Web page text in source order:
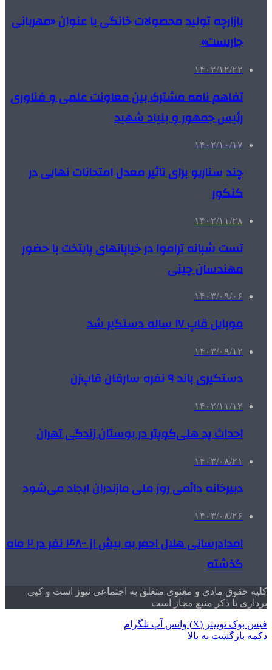
بازارچه تولید محصولات خانگی با عنوان «مهربانی
جاریست»
۱۴۰۲/۱۲/۲۲
تفاهم نامه مشترک بین معاونت علمی و فناوری
رئیس جمهور و بنیاد شهید
۱۴۰۲/۱۰/۱۷
چند سناریو برای تاثیر معدل امتحانات نهایی در
کنکور
۱۴۰۲/۱۱/۲۸
تست شبانه تراموا در خیابانهای پایتخت با حضور
مهندسان چینی
۱۴۰۳/۰۹/۰۶
موبایل قاپ ۱۷ ساله دستگیر شد
۱۴۰۳/۰۹/۱۲
دستگیری باند ۹ نفره سارقان قاپ‌زن
۱۴۰۲/۱۱/۱۲
احداث پد هلی‌کوپتر در بوستان زندگی تهران
۱۴۰۳/۰۸/۲۱
دبیرخانه دائمی روز ملی مازندران ایجاد می‌شود
۱۴۰۳/۰۸/۲۶
امدادرسانی هلال احمر به بیش از ۴۸۰۰ نفر در ۲ ماه
گذشته
کلیه حقوق مادی و معنوی متعلق به اجتماعی نیوز است و کپی
برداری با ذکر منبع مجاز است
فیس بوک توییتر (X) واتس آپ تلگرام
دکمه بازگشت به بالا